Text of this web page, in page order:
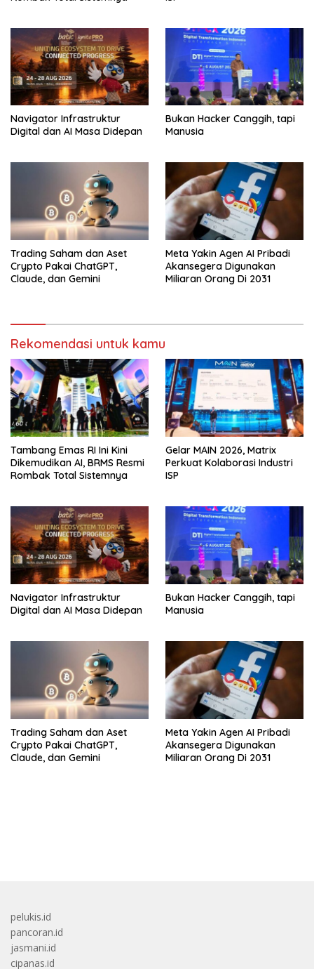
Navigator Infrastruktur
Digital dan AI Masa Didepan
Bukan Hacker Canggih, tapi
Manusia
Trading Saham dan Aset
Crypto Pakai ChatGPT,
Claude, dan Gemini
Meta Yakin Agen AI Pribadi
Akansegera Digunakan
Miliaran Orang Di 2031
Rekomendasi untuk kamu
Tambang Emas RI Ini Kini
Dikemudikan AI, BRMS Resmi
Rombak Total Sistemnya
Gelar MAIN 2026, Matrix
Perkuat Kolaborasi Industri
ISP
Navigator Infrastruktur
Digital dan AI Masa Didepan
Bukan Hacker Canggih, tapi
Manusia
Trading Saham dan Aset
Crypto Pakai ChatGPT,
Claude, dan Gemini
Meta Yakin Agen AI Pribadi
Akansegera Digunakan
Miliaran Orang Di 2031
pelukis.id
pancoran.id
jasmani.id
cipanas.id